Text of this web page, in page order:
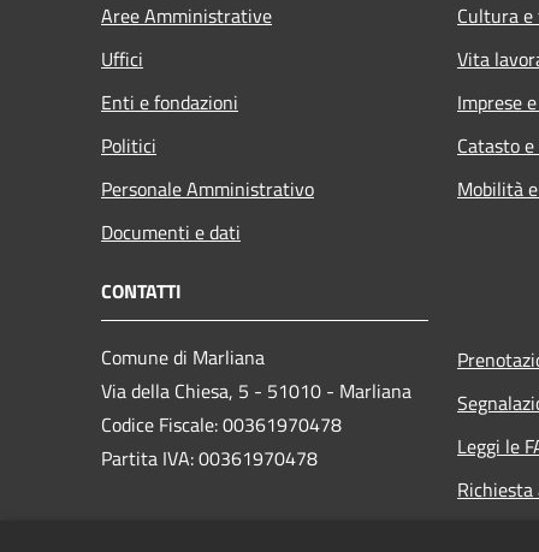
Aree Amministrative
Uffici
Enti e fondazioni
Politici
Personale Amministrativo
Documenti e dati
Cultura
Vita
Imprese
Catasto
Mobilità
CONTATTI
Comune di Marliana
Via della Chiesa, 5 - 51010 - Marliana
Codice Fiscale: 00361970478
Partita IVA: 00361970478
Leggi le